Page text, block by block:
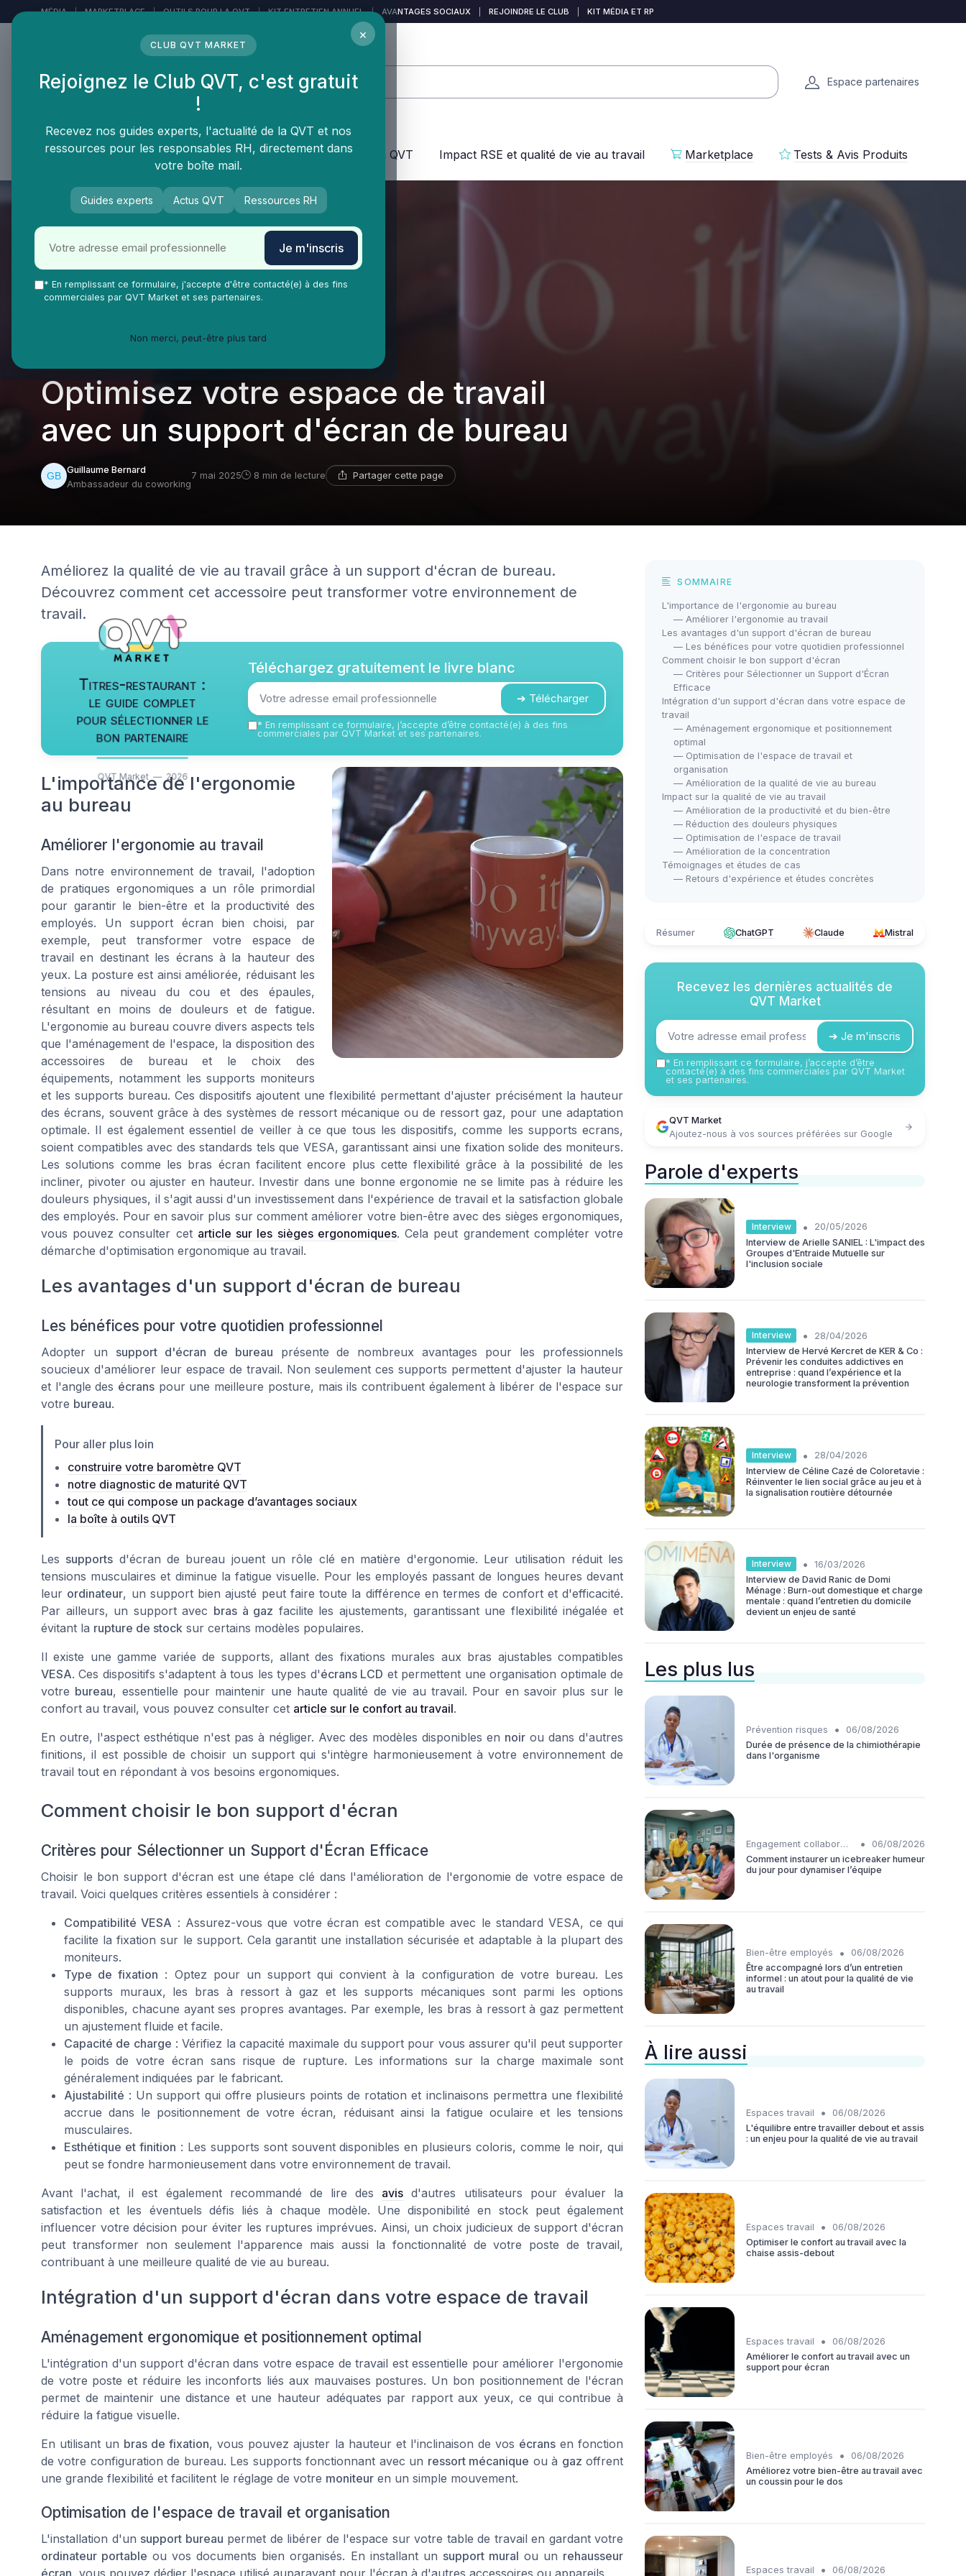
MÉDIA | MARKETPLACE | OUTILS POUR LA QVT | KIT ENTRETIEN ANNUEL | AVANTAGES SOCIAUX REJOINDRE LE CLUB KIT MÉDIA ET RP
LE MÉDIA DES
Espace partenaires
Vie Ma Vie dans la QVT Tendances QVT Enjeux dans la QVT Impact RSE et qualité de vie au travail Marketplace Tests & Avis Produits
Optimisez votre espace de travail
avec un support d'écran de bureau
Guillaume Bernard
Ambassadeur du coworking
7 mai 2025 8 min de lecture Partager cette page
Améliorez la qualité de vie au travail grâce à un support d'écran de bureau.
Découvrez comment cet accessoire peut transformer votre environnement de
travail.
Titres-restaurant :
le guide complet
pour sélectionner le
bon partenaire
QVT Market — 2026
Téléchargez gratuitement le livre blanc
➔ Télécharger
* En remplissant ce formulaire, j’accepte d’être contacté(e) à des fins
commerciales par QVT Market et ses partenaires.
L'importance de l'ergonomie
au bureau
Améliorer l'ergonomie au travail
Dans notre environnement de travail, l'adoption
de pratiques ergonomiques a un rôle primordial
pour garantir le bien-être et la productivité des
employés. Un support écran bien choisi, par
exemple, peut transformer votre espace de
travail en destinant les écrans à la hauteur des
yeux. La posture est ainsi améliorée, réduisant les
tensions au niveau du cou et des épaules,
résultant en moins de douleurs et de fatigue.
L'ergonomie au bureau couvre divers aspects tels
que l'aménagement de l'espace, la disposition des
accessoires de bureau et le choix des
équipements, notamment les supports moniteurs
et les supports bureau. Ces dispositifs ajoutent une flexibilité permettant d'ajuster précisément la hauteur
des écrans, souvent grâce à des systèmes de ressort mécanique ou de ressort gaz, pour une adaptation
optimale. Il est également essentiel de veiller à ce que tous les dispositifs, comme les supports ecrans,
soient compatibles avec des standards tels que VESA, garantissant ainsi une fixation solide des moniteurs.
Les solutions comme les bras écran facilitent encore plus cette flexibilité grâce à la possibilité de les
incliner, pivoter ou ajuster en hauteur. Investir dans une bonne ergonomie ne se limite pas à réduire les
douleurs physiques, il s'agit aussi d'un investissement dans l'expérience de travail et la satisfaction globale
des employés. Pour en savoir plus sur comment améliorer votre bien-être avec des sièges ergonomiques,
vous pouvez consulter cet article sur les sièges ergonomiques. Cela peut grandement compléter votre
démarche d'optimisation ergonomique au travail.
Les avantages d'un support d'écran de bureau
Les bénéfices pour votre quotidien professionnel
Adopter un support d'écran de bureau présente de nombreux avantages pour les professionnels
soucieux d'améliorer leur espace de travail. Non seulement ces supports permettent d'ajuster la hauteur
et l'angle des écrans pour une meilleure posture, mais ils contribuent également à libérer de l'espace sur
votre bureau.
Pour aller plus loin
construire votre baromètre QVT
notre diagnostic de maturité QVT
tout ce qui compose un package d’avantages sociaux
la boîte à outils QVT
Les supports d'écran de bureau jouent un rôle clé en matière d'ergonomie. Leur utilisation réduit les
tensions musculaires et diminue la fatigue visuelle. Pour les employés passant de longues heures devant
leur ordinateur, un support bien ajusté peut faire toute la différence en termes de confort et d'efficacité.
Par ailleurs, un support avec bras à gaz facilite les ajustements, garantissant une flexibilité inégalée et
évitant la rupture de stock sur certains modèles populaires.
Il existe une gamme variée de supports, allant des fixations murales aux bras ajustables compatibles
VESA. Ces dispositifs s'adaptent à tous les types d'écrans LCD et permettent une organisation optimale de
votre bureau, essentielle pour maintenir une haute qualité de vie au travail. Pour en savoir plus sur le
confort au travail, vous pouvez consulter cet article sur le confort au travail.
En outre, l'aspect esthétique n'est pas à négliger. Avec des modèles disponibles en noir ou dans d'autres
finitions, il est possible de choisir un support qui s'intègre harmonieusement à votre environnement de
travail tout en répondant à vos besoins ergonomiques.
Comment choisir le bon support d'écran
Critères pour Sélectionner un Support d'Écran Efficace
Choisir le bon support d'écran est une étape clé dans l'amélioration de l'ergonomie de votre espace de
travail. Voici quelques critères essentiels à considérer :
Compatibilité VESA : Assurez-vous que votre écran est compatible avec le standard VESA, ce qui
facilite la fixation sur le support. Cela garantit une installation sécurisée et adaptable à la plupart des
moniteurs.
Type de fixation : Optez pour un support qui convient à la configuration de votre bureau. Les
supports muraux, les bras à ressort à gaz et les supports mécaniques sont parmi les options
disponibles, chacune ayant ses propres avantages. Par exemple, les bras à ressort à gaz permettent
un ajustement fluide et facile.
Capacité de charge : Vérifiez la capacité maximale du support pour vous assurer qu'il peut supporter
le poids de votre écran sans risque de rupture. Les informations sur la charge maximale sont
généralement indiquées par le fabricant.
Ajustabilité : Un support qui offre plusieurs points de rotation et inclinaisons permettra une flexibilité
accrue dans le positionnement de votre écran, réduisant ainsi la fatigue oculaire et les tensions
musculaires.
Esthétique et finition : Les supports sont souvent disponibles en plusieurs coloris, comme le noir, qui
peut se fondre harmonieusement dans votre environnement de travail.
Avant l'achat, il est également recommandé de lire des avis d'autres utilisateurs pour évaluer la
satisfaction et les éventuels défis liés à chaque modèle. Une disponibilité en stock peut également
influencer votre décision pour éviter les ruptures imprévues. Ainsi, un choix judicieux de support d'écran
peut transformer non seulement l'apparence mais aussi la fonctionnalité de votre poste de travail,
contribuant à une meilleure qualité de vie au bureau.
Intégration d'un support d'écran dans votre espace de travail
Aménagement ergonomique et positionnement optimal
L'intégration d'un support d'écran dans votre espace de travail est essentielle pour améliorer l'ergonomie
de votre poste et réduire les inconforts liés aux mauvaises postures. Un bon positionnement de l'écran
permet de maintenir une distance et une hauteur adéquates par rapport aux yeux, ce qui contribue à
réduire la fatigue visuelle.
En utilisant un bras de fixation, vous pouvez ajuster la hauteur et l'inclinaison de vos écransen fonction
de votre configuration de bureau. Les supports fonctionnant avec un ressort mécanique ou à gaz offrent
une grande flexibilité et facilitent le réglage de votre moniteur en un simple mouvement.
Optimisation de l'espace de travail et organisation
L'installation d'un support bureau permet de libérer de l'espace sur votre table de travail en gardant votre
ordinateur portable ou vos documents bien organisés. En installant un support mural ou un rehausseur
SOMMAIRE
L'importance de l'ergonomie au bureau
— Améliorer l'ergonomie au travail
Les avantages d'un support d'écran de bureau
— Les bénéfices pour votre quotidien professionnel
Comment choisir le bon support d'écran
— Critères pour Sélectionner un Support d'Écran
Efficace
Intégration d'un support d'écran dans votre espace de
travail
— Aménagement ergonomique et positionnement
optimal
— Optimisation de l'espace de travail et
organisation
— Amélioration de la qualité de vie au bureau
Impact sur la qualité de vie au travail
— Amélioration de la productivité et du bien-être
— Réduction des douleurs physiques
— Optimisation de l'espace de travail
— Amélioration de la concentration
Témoignages et études de cas
— Retours d'expérience et études concrètes
Résumer ChatGPT Claude Mistral
Recevez les dernières actualités de
QVT Market
➔ Je m'inscris
* En remplissant ce formulaire, j’accepte d’être
contacté(e) à des fins commerciales par QVT Market
et ses partenaires.
QVT Market
Ajoutez-nous à vos sources préférées sur Google
Parole d'experts
Interview •
20/05/2026
Interview de Arielle SANIEL : L'impact des
Groupes d'Entraide Mutuelle sur
l'inclusion sociale
Interview •
28/04/2026
Interview de Hervé Kercret de KER & Co :
Prévenir les conduites addictives en
entreprise : quand l’expérience et la
neurologie transforment la prévention
Interview •
28/04/2026
Interview de Céline Cazé de Coloretavie :
Réinventer le lien social grâce au jeu et à
la signalisation routière détournée
Interview •
16/03/2026
Interview de David Ranic de Domi
Ménage : Burn-out domestique et charge
mentale : quand l’entretien du domicile
devient un enjeu de santé
Les plus lus
Prévention risques •
06/08/2026
Durée de présence de la chimiothérapie
dans l'organisme
Engagement collaborateurs •
06/08/2026
Comment instaurer un icebreaker humeur
du jour pour dynamiser l’équipe
Bien-être employés •
06/08/2026
Être accompagné lors d’un entretien
informel : un atout pour la qualité de vie
au travail
À lire aussi
Espaces travail •
06/08/2026
L'équilibre entre travailler debout et assis
: un enjeu pour la qualité de vie au travail
Espaces travail •
06/08/2026
Optimiser le confort au travail avec la
chaise assis-debout
Espaces travail •
06/08/2026
Améliorer le confort au travail avec un
support pour écran
Bien-être employés •
06/08/2026
Améliorez votre bien-être au travail avec
un coussin pour le dos
Espaces travail • 06/08/2026
×
CLUB QVT MARKET
Rejoignez le Club QVT, c'est gratuit
!
Recevez nos guides experts, l'actualité de la QVT et nos
ressources pour les responsables RH, directement dans
votre boîte mail.
Guides experts Actus QVT Ressources RH
Je m'inscris
* En remplissant ce formulaire, j'accepte d'être contacté(e) à des fins
commerciales par QVT Market et ses partenaires.
Non merci, peut-être plus tard
Panneau de gestion des cookies